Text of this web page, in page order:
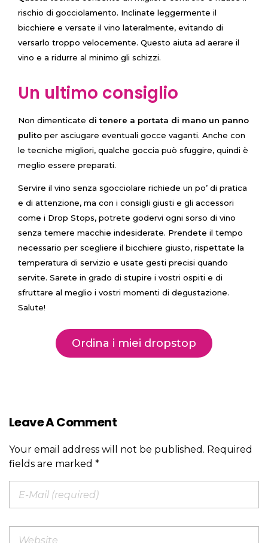
rischio di gocciolamento. Inclinate leggermente il
bicchiere e versate il vino lateralmente, evitando di
versarlo troppo velocemente. Questo aiuta ad aerare il
vino e a ridurre al minimo gli schizzi.
Un ultimo consiglio
Non dimenticate di tenere a portata di mano un panno
pulito per asciugare eventuali gocce vaganti. Anche con
le tecniche migliori, qualche goccia può sfuggire, quindi è
meglio essere preparati.
Servire il vino senza sgocciolare richiede un po’ di pratica
e di attenzione, ma con i consigli giusti e gli accessori
come i Drop Stops, potrete godervi ogni sorso di vino
senza temere macchie indesiderate. Prendete il tempo
necessario per scegliere il bicchiere giusto, rispettate la
temperatura di servizio e usate gesti precisi quando
servite. Sarete in grado di stupire i vostri ospiti e di
sfruttare al meglio i vostri momenti di degustazione.
Salute!
Ordina i miei dropstop
Leave A Comment
Your email address will not be published. Required
fields are marked *
Alternative: